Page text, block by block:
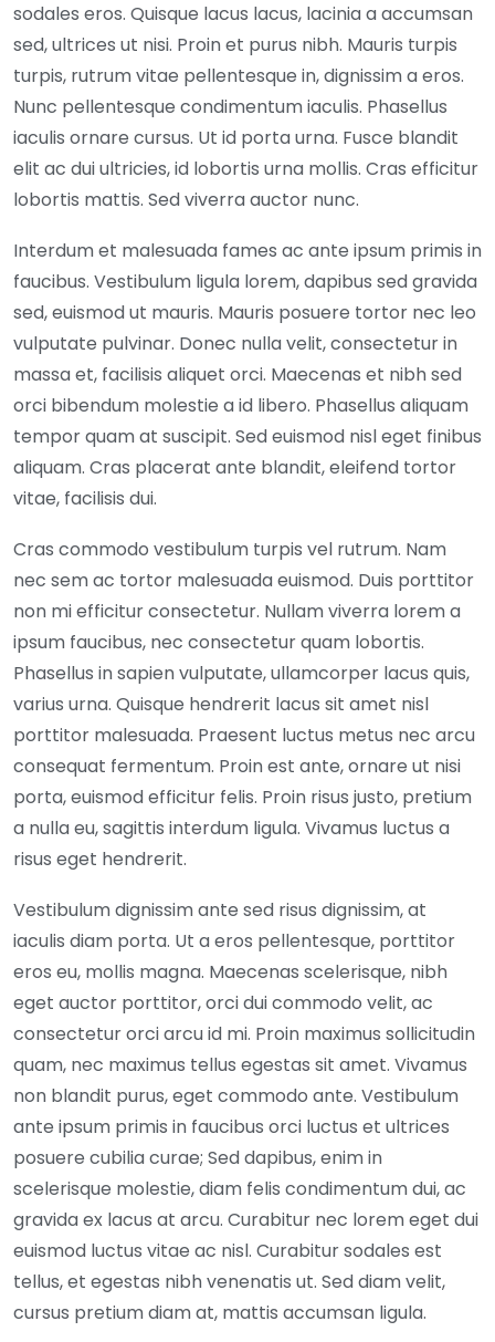
sodales eros. Quisque lacus lacus, lacinia a accumsan
sed, ultrices ut nisi. Proin et purus nibh. Mauris turpis
turpis, rutrum vitae pellentesque in, dignissim a eros.
Nunc pellentesque condimentum iaculis. Phasellus
iaculis ornare cursus. Ut id porta urna. Fusce blandit
elit ac dui ultricies, id lobortis urna mollis. Cras efficitur
lobortis mattis. Sed viverra auctor nunc.
Interdum et malesuada fames ac ante ipsum primis in
faucibus. Vestibulum ligula lorem, dapibus sed gravida
sed, euismod ut mauris. Mauris posuere tortor nec leo
vulputate pulvinar. Donec nulla velit, consectetur in
massa et, facilisis aliquet orci. Maecenas et nibh sed
orci bibendum molestie a id libero. Phasellus aliquam
tempor quam at suscipit. Sed euismod nisl eget finibus
aliquam. Cras placerat ante blandit, eleifend tortor
vitae, facilisis dui.
Cras commodo vestibulum turpis vel rutrum. Nam
nec sem ac tortor malesuada euismod. Duis porttitor
non mi efficitur consectetur. Nullam viverra lorem a
ipsum faucibus, nec consectetur quam lobortis.
Phasellus in sapien vulputate, ullamcorper lacus quis,
varius urna. Quisque hendrerit lacus sit amet nisl
porttitor malesuada. Praesent luctus metus nec arcu
consequat fermentum. Proin est ante, ornare ut nisi
porta, euismod efficitur felis. Proin risus justo, pretium
a nulla eu, sagittis interdum ligula. Vivamus luctus a
risus eget hendrerit.
Vestibulum dignissim ante sed risus dignissim, at
iaculis diam porta. Ut a eros pellentesque, porttitor
eros eu, mollis magna. Maecenas scelerisque, nibh
eget auctor porttitor, orci dui commodo velit, ac
consectetur orci arcu id mi. Proin maximus sollicitudin
quam, nec maximus tellus egestas sit amet. Vivamus
non blandit purus, eget commodo ante. Vestibulum
ante ipsum primis in faucibus orci luctus et ultrices
posuere cubilia curae; Sed dapibus, enim in
scelerisque molestie, diam felis condimentum dui, ac
gravida ex lacus at arcu. Curabitur nec lorem eget dui
euismod luctus vitae ac nisl. Curabitur sodales est
tellus, et egestas nibh venenatis ut. Sed diam velit,
cursus pretium diam at, mattis accumsan ligula.